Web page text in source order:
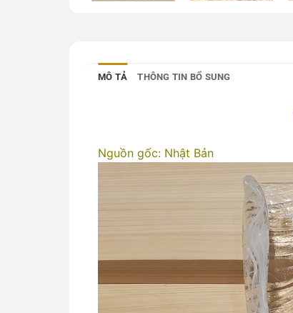
MÔ TẢ THÔNG TIN BỔ SUNG
Nguồn gốc: Nhật Bản